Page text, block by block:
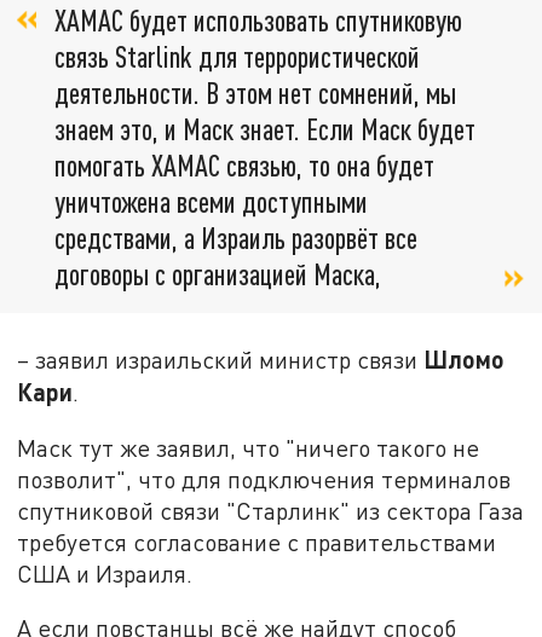
ХАМАС будет использовать спутниковую
связь Starlink для террористической
деятельности. В этом нет сомнений, мы
знаем это, и Маск знает. Если Маск будет
помогать ХАМАС связью, то она будет
уничтожена всеми доступными
средствами, а Израиль разорвёт все
договоры с организацией Маска,
– заявил израильский министр связи Шломо
Кари.
Маск тут же заявил, что "ничего такого не
позволит", что для подключения терминалов
спутниковой связи "Старлинк" из сектора Газа
требуется согласование с правительствами
США и Израиля.
А если повстанцы всё же найдут способ